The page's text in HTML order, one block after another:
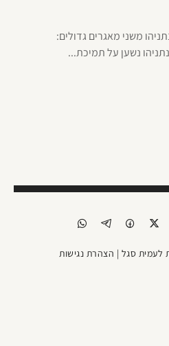
משני מאגרים גדולים:
נשען על תמיכת...
לעמית סגל | הצהרת נגישות